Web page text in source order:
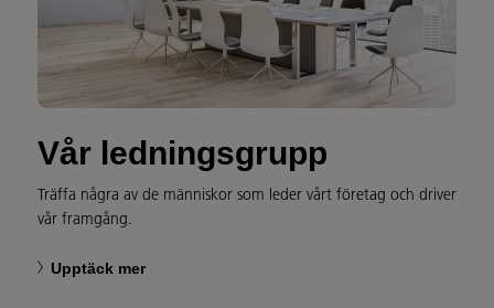
Vår ledningsgrupp
Träffa några av de människor som leder vårt företag och driver
vår framgång.
Upptäck mer